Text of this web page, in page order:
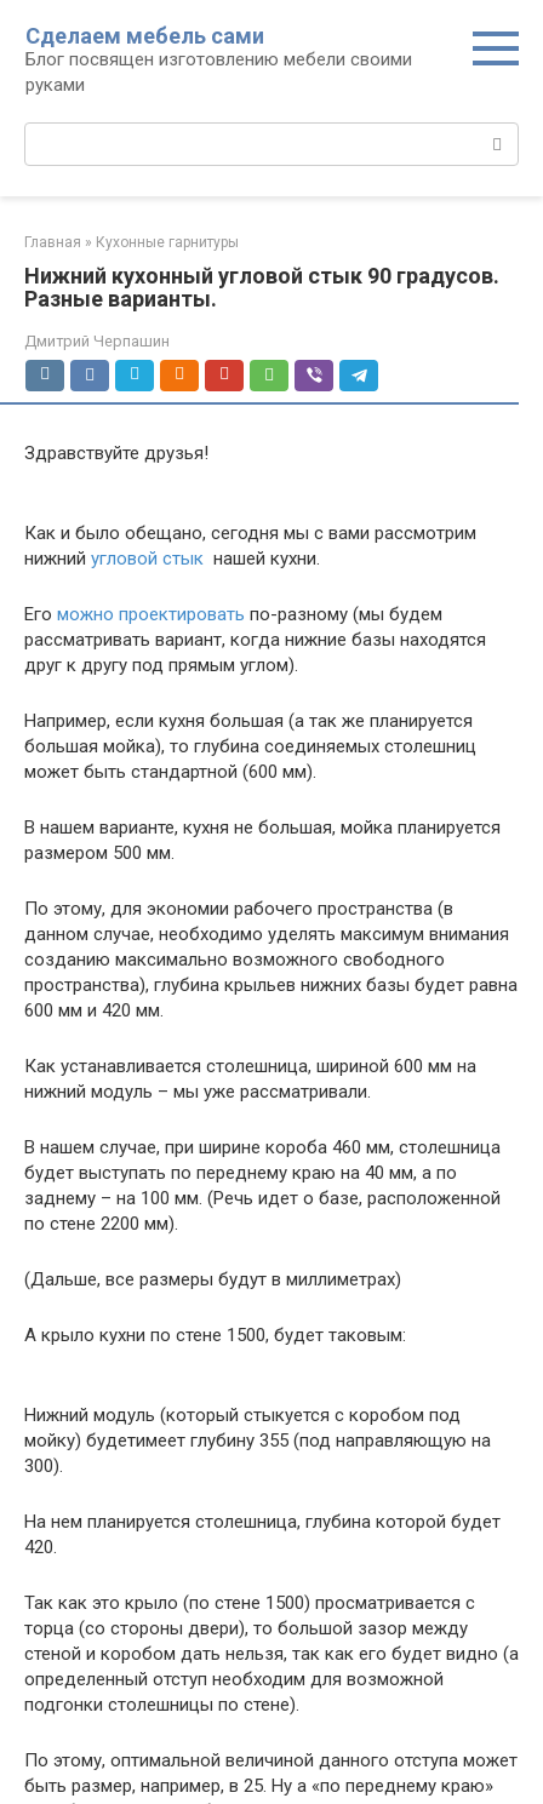
контенту
Сделаем мебель сами
Блог посвящен изготовлению мебели своими
руками
Главная » Кухонные гарнитуры
Нижний кухонный угловой стык 90 градусов.
Разные варианты.
Дмитрий Черпашин
Здравствуйте друзья!
Как и было обещано, сегодня мы с вами рассмотрим
нижний угловой стык нашей кухни.
Его можно проектировать по-разному (мы будем
рассматривать вариант, когда нижние базы находятся
друг к другу под прямым углом).
Например, если кухня большая (а так же планируется
большая мойка), то глубина соединяемых столешниц
может быть стандартной (600 мм).
В нашем варианте, кухня не большая, мойка планируется
размером 500 мм.
По этому, для экономии рабочего пространства (в
данном случае, необходимо уделять максимум внимания
созданию максимально возможного свободного
пространства), глубина крыльев нижних базы будет равна
600 мм и 420 мм.
Как устанавливается столешница, шириной 600 мм на
нижний модуль – мы уже рассматривали.
В нашем случае, при ширине короба 460 мм, столешница
будет выступать по переднему краю на 40 мм, а по
заднему – на 100 мм. (Речь идет о базе, расположенной
по стене 2200 мм).
(Дальше, все размеры будут в миллиметрах)
А крыло кухни по стене 1500, будет таковым:
Нижний модуль (который стыкуется с коробом под
мойку) будетимеет глубину 355 (под направляющую на
300).
На нем планируется столешница, глубина которой будет
420.
Так как это крыло (по стене 1500) просматривается с
торца (со стороны двери), то большой зазор между
стеной и коробом дать нельзя, так как его будет видно (а
определенный отступ необходим для возможной
подгонки столешницы по стене).
По этому, оптимальной величиной данного отступа может
быть размер, например, в 25. Ну а «по переднему краю»